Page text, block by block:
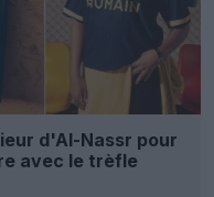
d'Al-Nassr pour
avec le trèfle